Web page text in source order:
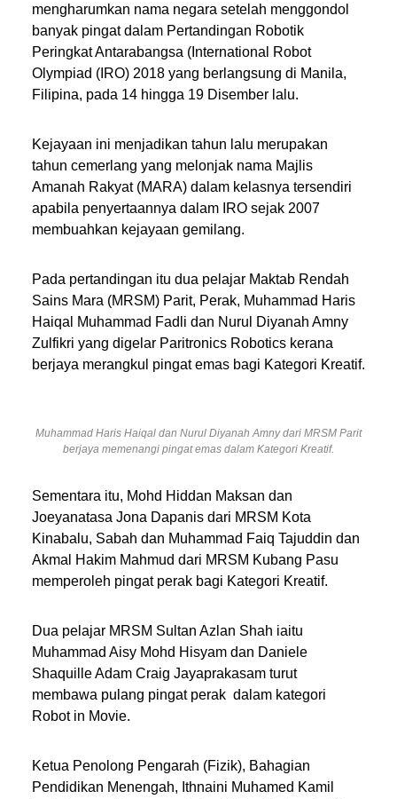
mengharumkan nama negara setelah menggondol
banyak pingat dalam Pertandingan Robotik
Peringkat Antarabangsa (International Robot
Olympiad (IRO) 2018 yang berlangsung di Manila,
Filipina, pada 14 hingga 19 Disember lalu.
Kejayaan ini menjadikan tahun lalu merupakan
tahun cemerlang yang melonjak nama Majlis
Amanah Rakyat (MARA) dalam kelasnya tersendiri
apabila penyertaannya dalam IRO sejak 2007
membuahkan kejayaan gemilang.
Pada pertandingan itu dua pelajar Maktab Rendah
Sains Mara (MRSM) Parit, Perak, Muhammad Haris
Haiqal Muhammad Fadli dan Nurul Diyanah Amny
Zulfikri yang digelar Paritronics Robotics kerana
berjaya merangkul pingat emas bagi Kategori Kreatif.
Muhammad Haris Haiqal dan Nurul Diyanah Amny dari MRSM Parit
berjaya memenangi pingat emas dalam Kategori Kreatif.
Sementara itu, Mohd Hiddan Maksan dan
Joeyanatasa Jona Dapanis dari MRSM Kota
Kinabalu, Sabah dan Muhammad Faiq Tajuddin dan
Akmal Hakim Mahmud dari MRSM Kubang Pasu
memperoleh pingat perak bagi Kategori Kreatif.
Dua pelajar MRSM Sultan Azlan Shah iaitu
Muhammad Aisy Mohd Hisyam dan Daniele
Shaquille Adam Craig Jayaprakasam turut
membawa pulang pingat perak dalam kategori
Robot in Movie.
Ketua Penolong Pengarah (Fizik), Bahagian
Pendidikan Menengah, Ithnaini Muhamed Kamil